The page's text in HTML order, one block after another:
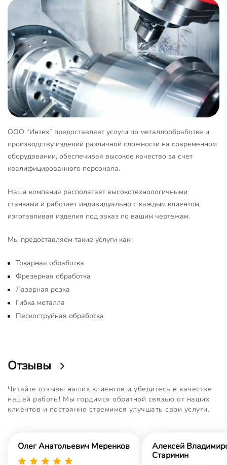
ООО “Интех” предоставляет услуги по металлообработке и
производству изделий различной сложности на современном
оборудовании, обеспечивая высокое качество за счет
квалифицированного персонала.
Наша компания располагает высокотехнологичными
станками и работает индивидуально с каждым клиентом,
изготавливая изделия под заказ по вашим чертежам.
Мы предоставляем такие услуги как:
Токарная обработка
Фрезерная обработка
Лазерная резка
Гибка металла
Пескоструйная обработка
Отзывы
Читайте отзывы наших клиентов и убедитесь в качестве
нашей работы! Мы гордимся обратной связью от наших
клиентов и постоянно стремимся улучшать свои услуги.
Олег Анатольевич Меренков
Алексей
Старинин